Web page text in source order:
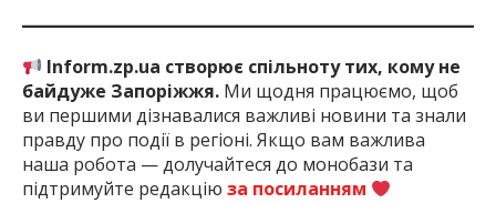
Inform.zp.ua створює спільноту тих, кому не
байдуже Запоріжжя. Ми щодня працюємо, щоб
ви першими дізнавалися важливі новини та знали
правду про події в регіоні. Якщо вам важлива
наша робота — долучайтеся до монобази та
підтримуйте редакцію за посиланням